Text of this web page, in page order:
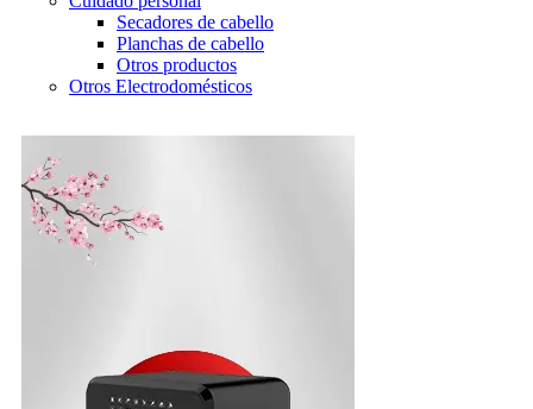
Secadores de cabello
Planchas de cabello
Otros productos
Otros Electrodomésticos